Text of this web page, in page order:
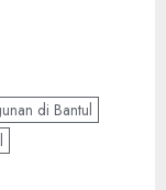
di Bantul